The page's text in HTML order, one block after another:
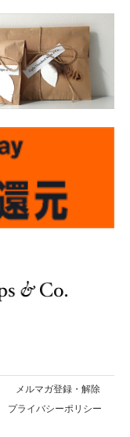
メルマガ登録・解除
プライバシーポリシー